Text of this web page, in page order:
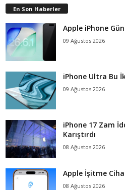
En Son Haberler
Apple iPhone
09 Ağustos 2026
iPhone Ultra Bu
09 Ağustos 2026
iPhone 17 Zam
Karıştırdı
08 Ağustos 2026
Apple İşitme
08 Ağustos 2026